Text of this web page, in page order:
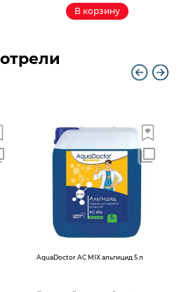
В корзину
AquaDoctor AС MIX альгицид 5 л